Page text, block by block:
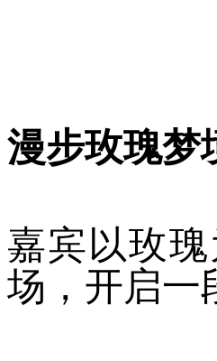
漫步玫瑰梦
嘉宾以玫
场，开启一